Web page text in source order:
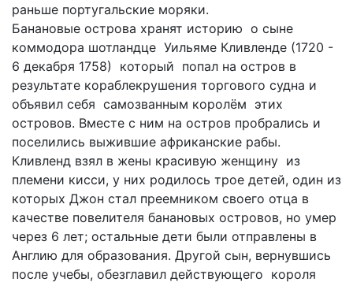
раньше португальские моряки.
Банановые острова хранят историю о сыне
коммодора шотландце Уильяме Кливленде (1720 -
6 декабря 1758) который попал на остров в
результате кораблекрушения торгового судна и
объявил себя самозванным королём этих
островов. Вместе с ним на остров пробрались и
поселились выжившие африканские рабы.
Кливленд взял в жены красивую женщину из
племени кисси, у них родилось трое детей, один из
которых Джон стал преемником своего отца в
качестве повелителя банановых островов, но умер
через 6 лет; остальные дети были отправлены в
Англию для образования. Другой сын, вернувшись
после учебы, обезглавил действующего короля